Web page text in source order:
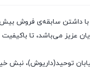
عزیز می‌باشد، تا باکیفیت
خیابان توحید(داریوش)،